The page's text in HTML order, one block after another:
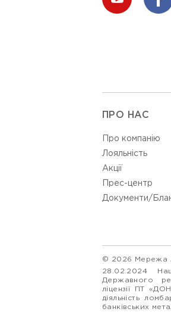
ПРО НАС
Про компанію
Лояльність
Акції
Прес-центр
Документи/
© 2026 Мережа
28.02.2024
Державного
ліцензії ПТ
діяльність
банківських